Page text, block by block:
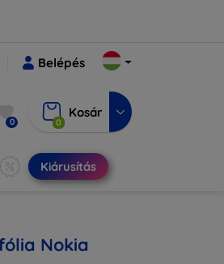
Belépés
0 0
Kosár
Kiárusítás
Nokia